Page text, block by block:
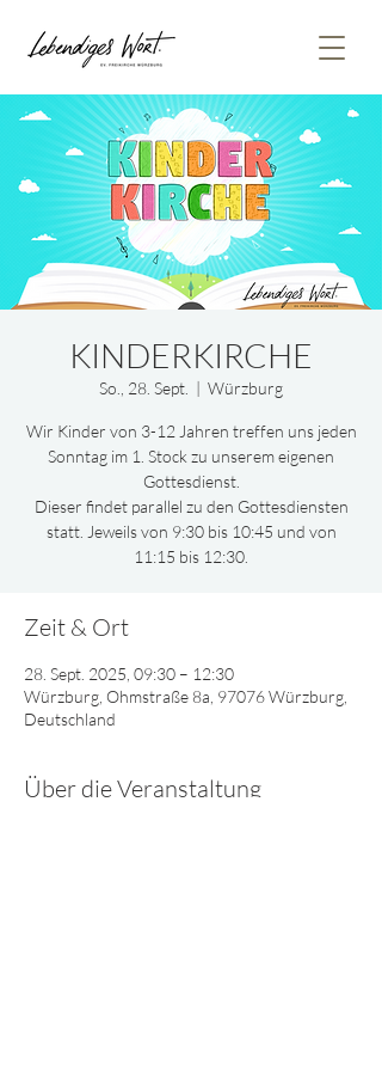
KINDERKIRCHE
So., 28. Sept.
  |
Würzburg
Wir Kinder von 3-12 Jahren treffen uns jeden
Sonntag im 1. Stock zu unserem eigenen
Gottesdienst.
Dieser findet parallel zu den Gottesdiensten
statt. Jeweils von 9:30 bis 10:45 und von
11:15 bis 12:30.
Zeit & Ort
28. Sept. 2025, 09:30 – 12:30
Würzburg, Ohmstraße 8a, 97076 Würzburg,
Deutschland
Über die Veranstaltung